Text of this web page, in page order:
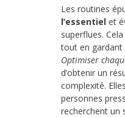
Les routines
l’essentiel et
superflues.
tout en gardant
Optimiser
d’obtenir un
complexité.
personnes
recherchent un